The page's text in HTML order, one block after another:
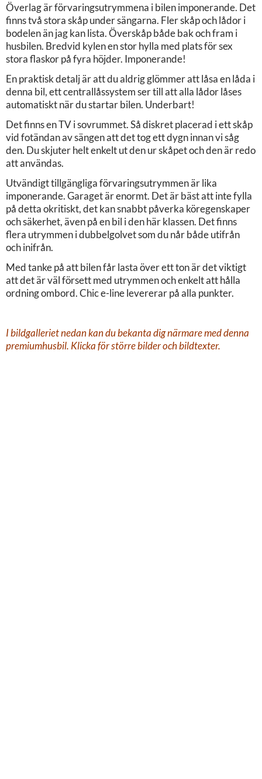
Överlag är förvaringsutrymmena i bilen imponerande. Det
finns två stora skåp under sängarna. Fler skåp och lådor i
bodelen än jag kan lista. Överskåp både bak och fram i
husbilen. Bredvid kylen en stor hylla med plats för sex
stora flaskor på fyra höjder. Imponerande!
En praktisk detalj är att du aldrig glömmer att låsa en låda i
denna bil, ett centrallåssystem ser till att alla lådor låses
automatiskt när du startar bilen. Underbart!
Det finns en TV i sovrummet. Så diskret placerad i ett skåp
vid fotändan av sängen att det tog ett dygn innan vi såg
den. Du skjuter helt enkelt ut den ur skåpet och den är redo
att användas.
Utvändigt tillgängliga förvaringsutrymmen är lika
imponerande. Garaget är enormt. Det är bäst att inte fylla
på detta okritiskt, det kan snabbt påverka köregenskaper
och säkerhet, även på en bil i den här klassen. Det finns
flera utrymmen i dubbelgolvet som du når både utifrån
och inifrån.
Med tanke på att bilen får lasta över ett ton är det viktigt
att det är väl försett med utrymmen och enkelt att hålla
ordning ombord. Chic e-line levererar på alla punkter.
I bildgalleriet nedan kan du bekanta dig närmare med denna
premiumhusbil. Klicka för större bilder och bildtexter.